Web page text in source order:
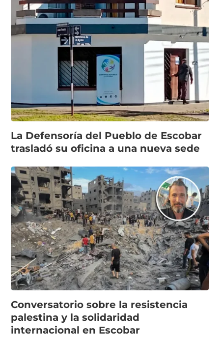
La Defensoría del Pueblo de Escobar
trasladó su oficina a una nueva sede
Conversatorio sobre la resistencia
palestina y la solidaridad
internacional en Escobar